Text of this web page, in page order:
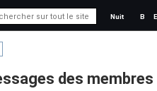
Nuit B E
des membres